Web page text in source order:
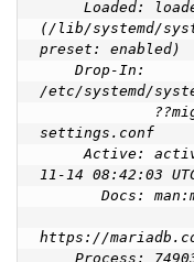
(/lib/systemd/
preset: enabled)
/etc/systemd/
settings.conf
     Active: active (running) since Tue 2023-
11-14 08:42:03
https://